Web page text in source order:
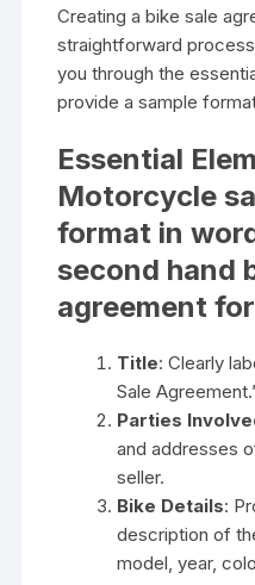
Creating a bike sale
straightforward
you through the
provide a sample
Essential
Motorcycle
format in
second hand
agreement
Title: Clearly
Sale
Parties
and addresses
seller.
Bike Details:
description of
model, year,